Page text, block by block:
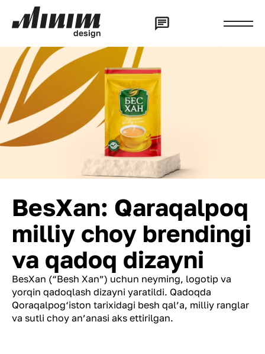
design
BesXan: Qaraqalpoq
milliy choy brendingi
va qadoq dizayni
BesXan (“Besh Xan”) uchun neyming, logotip va
yorqin qadoqlash dizayni yaratildi. Qadoqda
Qoraqalpog‘iston tarixidagi besh qal’a, milliy ranglar
va sutli choy an’anasi aks ettirilgan.